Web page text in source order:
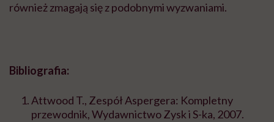
również zmagają się z podobnymi wyzwaniami.
Bibliografia:
Attwood T., Zespół Aspergera: Kompletny
przewodnik, Wydawnictwo Zysk i S-ka, 2007.